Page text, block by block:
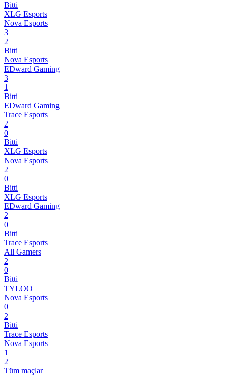
Bitti
XLG Esports
Nova Esports
3
2
Bitti
Nova Esports
EDward Gaming
3
1
Bitti
EDward Gaming
Trace Esports
2
0
Bitti
XLG Esports
Nova Esports
2
0
Bitti
XLG Esports
EDward Gaming
2
0
Bitti
Trace Esports
All Gamers
2
0
Bitti
TYLOO
Nova Esports
0
2
Bitti
Trace Esports
Nova Esports
1
2
Tüm maçlar